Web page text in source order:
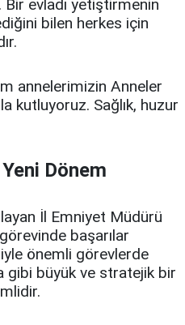
Bir evladı yetiştirmenin
bilen herkes için
annelerimizin Anneler
kutluyoruz. Sağlık, huzur
Dönem
İl Emniyet Müdürü
başarılar
önemli görevlerde
gibi büyük ve stratejik bir